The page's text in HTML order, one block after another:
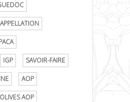
APPELLATION
IGP SAVOIR-FAIRE
AOP
OLIVES AOP